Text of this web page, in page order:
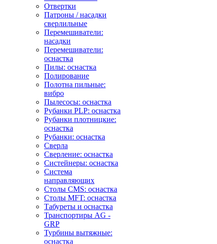
Отвертки
Патроны / насадки
сверлильные
Перемешиватели:
насадки
Перемешиватели:
оснастка
Пилы: оснастка
Полирование
Полотна пильные:
вибро
Пылесосы: оснастка
Рубанки PLP: оснастка
Рубанки плотницкие:
оснастка
Рубанки: оснастка
Сверла
Сверление: оснастка
Систейнеры: оснастка
Система
направляющих
Столы CMS: оснастка
Столы MFT: оснастка
Табуреты и оснастка
Транспортиры AG -
GRP
Турбины вытяжные:
оснастка